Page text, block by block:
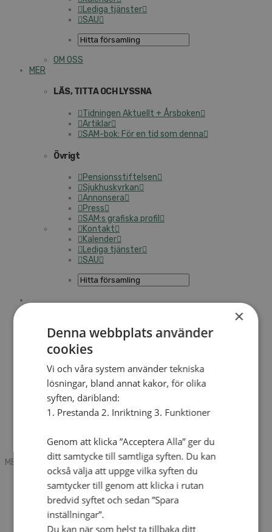
Lediga tjänster
SAU
OM OSS
MER
LÄS, TITTA OCH LYSSNA
Tidningen Aktuellt + Årsboken
Artiklar
SAM-bok: För en tid som denna
Övrigt
Pensionsstiftelsen
Sjukhuskyrkan
Annonsera
Press
SAM:s grafiska profil
Kontakt
Kalender
Lediga tjänster
SAU
Mobile box
Tidning
Annonsera
Hitta församling
Press
SAU
Sommargårdar
MENU
MENU
Search mobile
English
Hej! Vad söker du?
Kontakt
Kalender
×
Denna webbplats använder
cookies
Vi och våra system använder tekniska
lösningar, bland annat kakor, för olika
syften, däribland:
1. Prestanda 2. Inriktning 3. Funktioner
Genom att klicka ”Acceptera Alla” ger du
ditt samtycke till samtliga syften. Du kan
också välja att uppge vilka syften du
samtycker till genom att klicka i rutan
bredvid syftet och sedan ”Spara
inställningar”.
Du kan när som helst ta tillbaka ditt